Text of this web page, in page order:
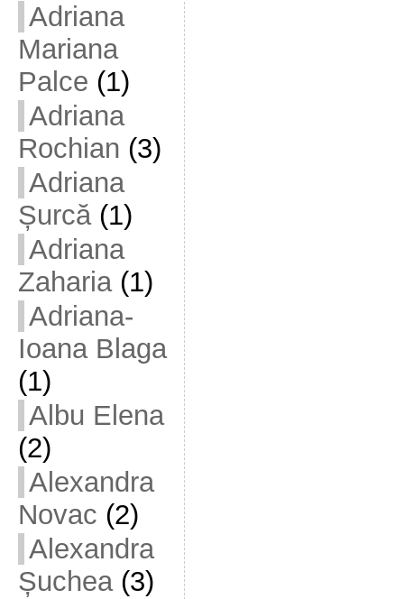
Adriana
Mariana
Palce (1)
Adriana
Rochian (3)
Adriana
Șurcă(1)
Adriana
Zaharia(1)
Adriana-
Ioana Blaga
(1)
Albu Elena
(2)
Alexandra
Novac (2)
Alexandra
Șuchea(3)